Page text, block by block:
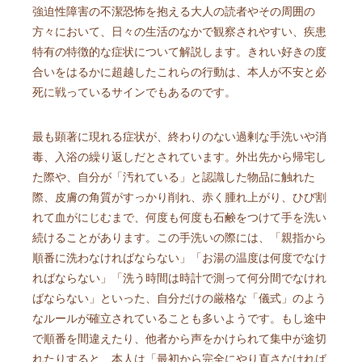
強迫性障害の不潔恐怖を抱える大人の読者やその周囲の
方々において、日々の生活のなかで観察されやすい、疾患
特有の特徴的な症状について解説します。きれい好きの度
合いをはるかに超越したこれらの行動は、本人が不安と必
死に戦っているサインでもあるのです。
最も顕著に現れる症状が、終わりのない過剰な手洗いや消
毒、入浴の繰り返しだとされています。外出先から帰宅し
た際や、自分が「汚れている」と認識した物品に触れた
際、皮膚の角質がすっかり削れ、赤く腫れ上がり、ひび割
れて血がにじむまで、何度も何度も石鹸をつけて手を洗い
続けることがあります。この手洗いの際には、「親指から
順番に洗わなければならない」「お湯の温度は何度でなけ
ればならない」「洗う時間は時計で測って何分間でなけれ
ばならない」といった、自分だけの厳格な「儀式」のよう
なルールが確立されていることも多いようです。もし途中
で順番を間違えたり、他者から声をかけられて集中が途切
れたりすると、本人は「最初から完全にやり直さなければ